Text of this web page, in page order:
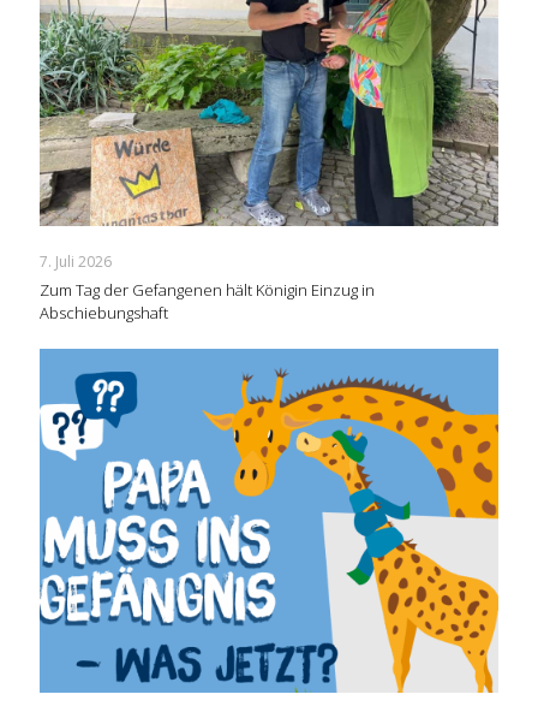
7. Juli 2026
Zum Tag der Gefangenen hält Königin Einzug in
Abschiebungshaft